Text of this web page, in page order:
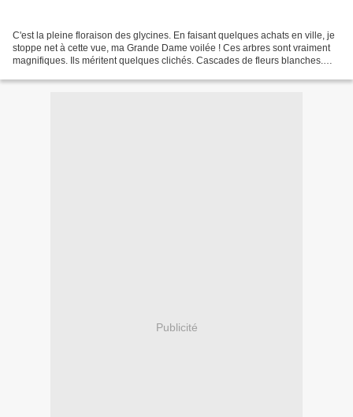
C'est la pleine floraison des glycines. En faisant quelques achats en ville, je
stoppe net à cette vue, ma Grande Dame voilée ! Ces arbres sont vraiment
magnifiques. Ils méritent quelques clichés. Cascades de fleurs blanches.
Publicité